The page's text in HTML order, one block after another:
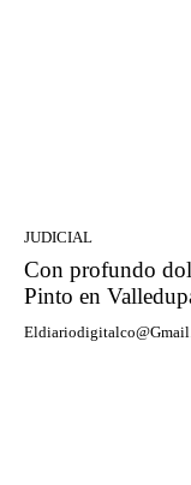
JUDICIAL
Con profundo
Pinto en